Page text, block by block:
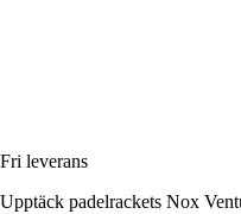
Fri leverans
Upptäck padelrackets Nox